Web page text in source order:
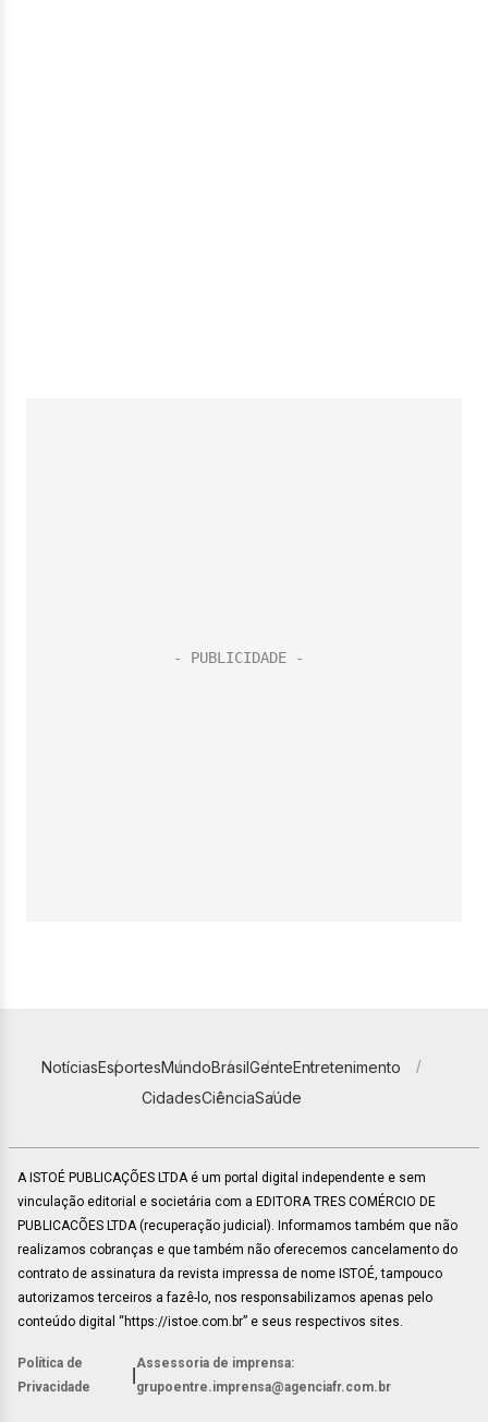
NotíciasEsportesMundoBrasilGenteEntretenimento
CidadesCiênciaSaúde
A ISTOÉ PUBLICAÇÕES LTDA é um portal digital independente e sem
vinculação editorial e societária com a EDITORA TRES COMÉRCIO DE
PUBLICACÕES LTDA (recuperação judicial). Informamos também que não
realizamos cobranças e que também não oferecemos cancelamento do
contrato de assinatura da revista impressa de nome ISTOÉ, tampouco
autorizamos terceiros a fazê-lo, nos responsabilizamos apenas pelo
conteúdo digital “https://istoe.com.br” e seus respectivos sites.
Política de
Privacidade
Assessoria de imprensa:
grupoentre.imprensa@agenciafr.com.br